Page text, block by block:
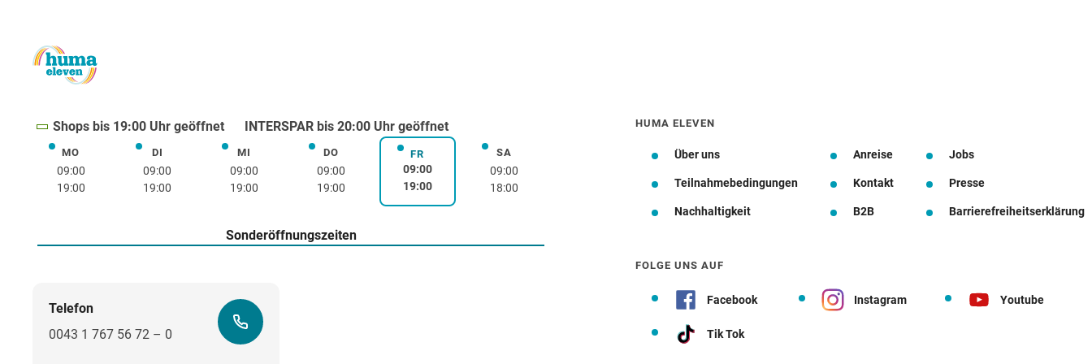
Shops bis 19:00 Uhr geöffnet INTERSPAR bis 20:00 Uhr geöffnet
MOMontag
09:00
19:00
DIDienstag
09:00
19:00
MIMittwoch
09:00
19:00
DODonnerstag
09:00
19:00
FRFreitag
09:00
19:00
SASamstag
09:00
18:00
Sonderöffnungszeiten
Telefon
0043 1 767 56 72 – 0
HUMA ELEVEN
Über uns Anreise Jobs
Teilnahmebedingungen Kontakt Presse
Nachhaltigkeit B2B Barrierefreiheitserklärung
FOLGE UNS AUF
Facebook Instagram Youtube
Tik Tok